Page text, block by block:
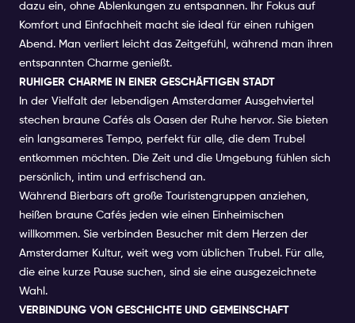
dazu ein, ohne Ablenkungen zu entspannen. Ihr Fokus auf
Komfort und Einfachheit macht sie ideal für einen ruhigen
Abend. Man verliert leicht das Zeitgefühl, während man ihren
entspannten Charme genießt.
RUHIGER CHARME IN EINER GESCHÄFTIGEN STADT
In der Vielfalt der lebendigen Amsterdamer Ausgehviertel
stechen braune Cafés als Oasen der Ruhe hervor. Sie bieten
ein langsameres Tempo, perfekt für alle, die dem Trubel
entkommen möchten. Die Zeit und die Umgebung fühlen sich
persönlich, intim und erfrischend an.
Während Bierbars oft große Touristengruppen anziehen,
heißen braune Cafés jeden wie einen Einheimischen
willkommen. Sie verbinden Besucher mit dem Herzen der
Amsterdamer Kultur, weit weg vom üblichen Trubel. Für alle,
die eine kurze Pause suchen, sind sie eine ausgezeichnete
Wahl.
VERBINDUNG VON GESCHICHTE UND GEMEINSCHAFT